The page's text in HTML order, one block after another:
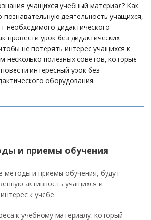
учащихся учебный материал? Как
познавательную деятельность учащихся,
необходимого дидактического
провести урок без дидактических
не потерять интерес учащихся к
несколько полезных советов, которые
интересный урок без
оборудования.
и приемы обучения
методы и приемы обучения, будут
активность учащихся и
к учебе.
к учебному материалу, который